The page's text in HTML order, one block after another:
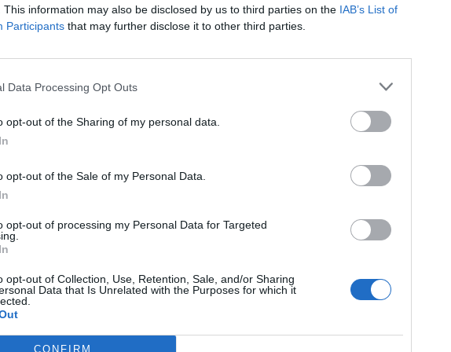
This information may also be disclosed by us to third parties on the IAB’s List of
Participants that may further disclose it to other third parties.
Data Processing Opt Outs
opt-out of the Sharing of my personal data.
opt-out of the Sale of my Personal Data.
opt-out of processing my Personal Data for Targeted
opt-out of Collection, Use, Retention, Sale, and/or Sharing
Data that Is Unrelated with the Purposes for which it
CONFIRM
Υπηρεσία για τις δικές της ενέργειες.